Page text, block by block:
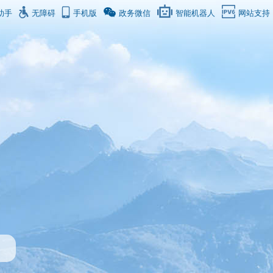
手 无障碍 手机版 政务微信 智能机器人 网站支持